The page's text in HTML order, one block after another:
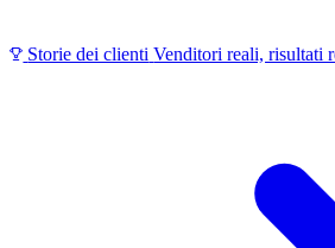
Storie dei clienti Venditori reali, risultati